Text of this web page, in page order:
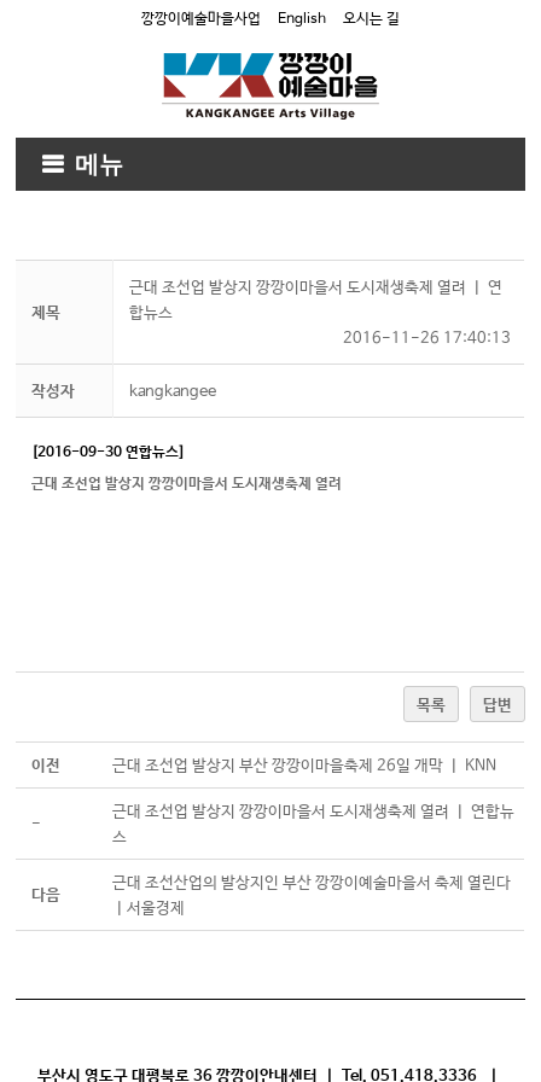
깡깡이예술마을사업 English 오시는 길
메뉴
제목
근대 조선업 발상지 깡깡이마을서 도시재생축제 열려 ㅣ 연
합뉴스
2016-11-26 17:40:13
작성자 kangkangee
[2016-09-30 연합뉴스]
근대 조선업 발상지 깡깡이마을서 도시재생축제 열려
목록 답변
이전 근대 조선업 발상지 부산 깡깡이마을축제 26일 개막 ㅣ KNN
-
근대 조선업 발상지 깡깡이마을서 도시재생축제 열려 ㅣ 연합뉴
스
다음
근대 조선산업의 발상지인 부산 깡깡이예술마을서 축제 열린다
ㅣ서울경제
부산시 영도구 대평북로 36 깡깡이안내센터 | Tel. 051.418.3336 |